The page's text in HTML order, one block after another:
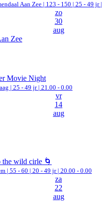
Aan Zee | 123 - 150 | 25 - 49 jr |
zo
30
aug
Zee
Movie Night
| 25 - 49 jr | 21.00 - 0.00
vr
14
aug
wild cirle 🌀
| 55 - 60 | 20 - 49 jr | 20.00 - 0.00
za
22
aug